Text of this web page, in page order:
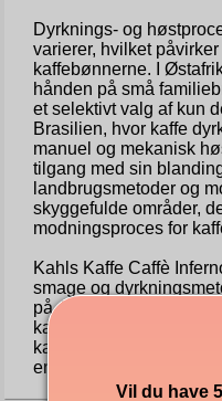
Dyrknings- og
varierer, hvilket
kaffebønnerne. I
hånden på små
et selektivt valg af kun
Brasilien, hvor kaffe
manuel og mekanisk
tilgang med sin
landbrugsmetoder og
skyggefulde områder,
modningsproces for
Kahls Kaffe Caffè
smage og
på. Ved at samle
kaffedyrkningsregioner
kaffeoplevelse, der
engagement i kvalitet
Vil du have